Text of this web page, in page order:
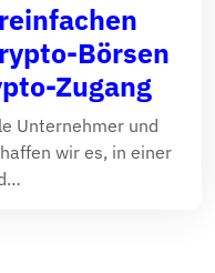
Börsen
Zugang
Unternehmer und
wir es, in einer